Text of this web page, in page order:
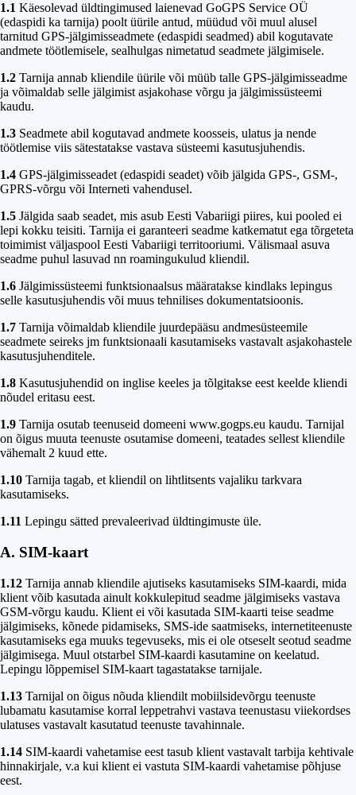
1.1 Käesolevad üldtingimused laienevad GoGPS Service OÜ
(edaspidi ka tarnija) poolt üürile antud, müüdud või muul alusel
tarnitud GPS-jälgimisseadmete (edaspidi seadmed) abil kogutavate
andmete töötlemisele, sealhulgas nimetatud seadmete jälgimisele.
1.2 Tarnija annab kliendile üürile või müüb talle GPS-jälgimisseadme
ja võimaldab selle jälgimist asjakohase võrgu ja jälgimissüsteemi
kaudu.
1.3 Seadmete abil kogutavad andmete koosseis, ulatus ja nende
töötlemise viis sätestatakse vastava süsteemi kasutusjuhendis.
1.4 GPS-jälgimisseadet (edaspidi seadet) võib jälgida GPS-, GSM-,
GPRS-võrgu või Interneti vahendusel.
1.5 Jälgida saab seadet, mis asub Eesti Vabariigi piires, kui pooled ei
lepi kokku teisiti. Tarnija ei garanteeri seadme katkematut ega tõrgeteta
toimimist väljaspool Eesti Vabariigi territooriumi. Välismaal asuva
seadme puhul lasuvad nn roamingukulud kliendil.
1.6 Jälgimissüsteemi funktsionaalsus määratakse kindlaks lepingus
selle kasutusjuhendis või muus tehnilises dokumentatsioonis.
1.7 Tarnija võimaldab kliendile juurdepääsu andmesüsteemile
seadmete seireks jm funktsionaali kasutamiseks vastavalt asjakohastele
kasutusjuhenditele.
1.8 Kasutusjuhendid on inglise keeles ja tõlgitakse eest keelde kliendi
nõudel eritasu eest.
1.9 Tarnija osutab teenuseid domeeni www.gogps.eu kaudu. Tarnijal
on õigus muuta teenuste osutamise domeeni, teatades sellest kliendile
vähemalt 2 kuud ette.
1.10 Tarnija tagab, et kliendil on lihtlitsents vajaliku tarkvara
kasutamiseks.
1.11 Lepingu sätted prevaleerivad üldtingimuste üle.
A. SIM-kaart
1.12 Tarnija annab kliendile ajutiseks kasutamiseks SIM-kaardi, mida
klient võib kasutada ainult kokkulepitud seadme jälgimiseks vastava
GSM-võrgu kaudu. Klient ei või kasutada SIM-kaarti teise seadme
jälgimiseks, kõnede pidamiseks, SMS-ide saatmiseks, internetiteenuste
kasutamiseks ega muuks tegevuseks, mis ei ole otseselt seotud seadme
jälgimisega. Muul otstarbel SIM-kaardi kasutamine on keelatud.
Lepingu lõppemisel SIM-kaart tagastatakse tarnijale.
1.13 Tarnijal on õigus nõuda kliendilt mobiilsidevõrgu teenuste
lubamatu kasutamise korral leppetrahvi vastava teenustasu viiekordses
ulatuses vastavalt kasutatud teenuste tavahinnale.
1.14 SIM-kaardi vahetamise eest tasub klient vastavalt tarbija kehtivale
hinnakirjale, v.a kui klient ei vastuta SIM-kaardi vahetamise põhjuse
eest.